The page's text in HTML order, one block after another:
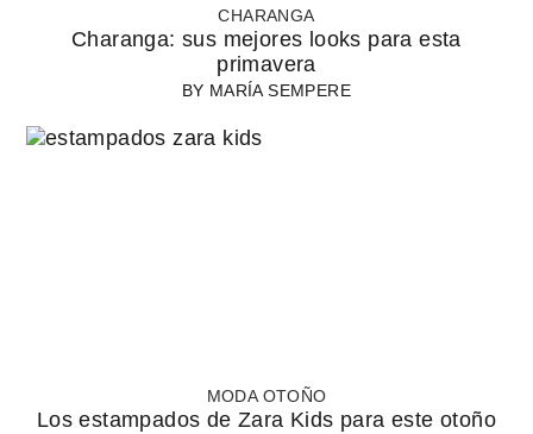
CHARANGA
Charanga: sus mejores looks para esta
primavera
BY MARÍA SEMPERE
MODA OTOÑO
Los estampados de Zara Kids para este otoño